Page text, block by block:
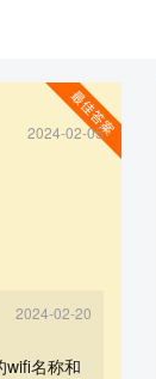
2024-02-05
2024-02-20
wifi名称和